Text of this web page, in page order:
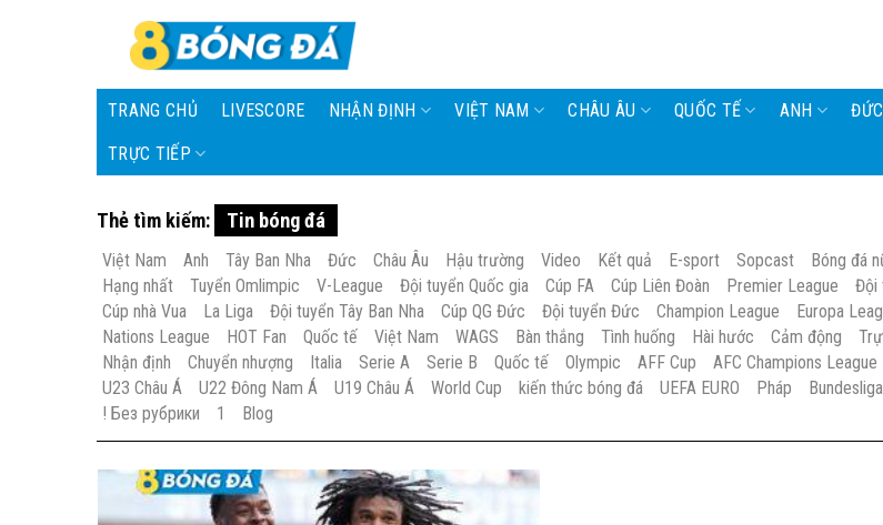
content
TRANG CHỦ
LIVESCORE NHẬN ĐỊNH VIỆT NAM CHÂU ÂU QUỐC TẾ ANH ĐỨC
TRỰC TIẾP
Thẻ tìm kiếm: Tin bóng đá
Việt Nam Anh Tây Ban Nha Đức Châu Âu Hậu trường Video Kết quả E-sport Sopcast
Bóng đá
Hạng nhất
Tuyển Omlimpic V-League Đội tuyển Quốc gia Cúp FA Cúp Liên Đoàn Premier League
Đội
Cúp nhà Vua
La Liga Đội tuyển Tây Ban Nha Cúp QG Đức Đội tuyển Đức Champion League
Europa
Nations League
HOT Fan Quốc tế Việt Nam WAGS Bàn thắng Tình huống Hài hước Cảm động
Nhận định
Chuyển nhượng Italia Serie A Serie B Quốc tế Olympic AFF Cup AFC Champions League
U23 Châu Á
U22 Đông Nam Á U19 Châu Á World Cup kiến thức bóng đá UEFA EURO Pháp
Bundesliga
! Без рубрики
1 Blog